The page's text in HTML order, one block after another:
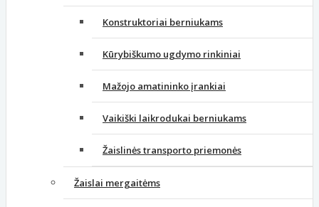
Konstruktoriai berniukams
Kūrybiškumo ugdymo rinkiniai
Mažojo amatininko įrankiai
Vaikiški laikrodukai berniukams
Žaislinės transporto priemonės
Žaislai mergaitėms